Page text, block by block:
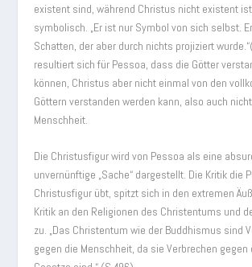
existent sind, während Christus nicht existent
symbolisch. „Er ist nur Symbol von sich selbst.
Schatten, der aber durch nichts projiziert
resultiert sich für Pessoa, dass die Götter
können, Christus aber nicht einmal von den
Göttern verstanden werden kann, also auch
Menschheit.
Die Christusfigur wird von Pessoa als eine
unvernünftige „Sache“ dargestellt. Die Kritik die
Christusfigur übt, spitzt sich in den extremen
Kritik an den Religionen des Christentums und
zu. „Das Christentum wie der Buddhismus sind
gegen die Menschheit, da sie Verbrechen